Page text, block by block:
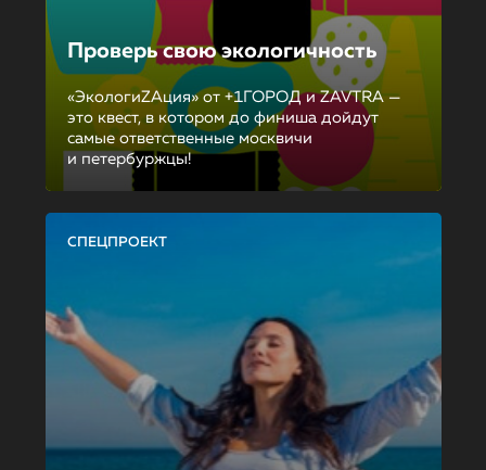
Проверь свою экологичность
«ЭкологиZAция» от +1ГОРОД и ZAVTRA —
это квест, в котором до финиша дойдут
самые ответственные москвичи
и петербуржцы!
СПЕЦПРОЕКТ